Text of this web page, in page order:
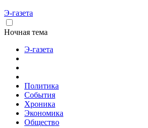
Э-газета
Ночная тема
Э-газета
Политика
События
Хроника
Экономика
Общество